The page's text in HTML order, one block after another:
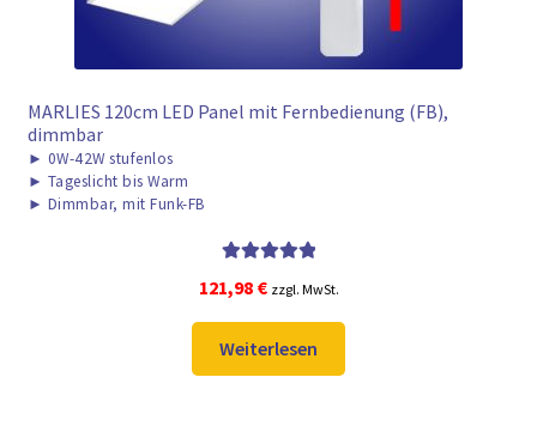
MARLIES 120cm LED Panel mit Fernbedienung (FB),
dimmbar
► 0W-42W stufenlos
► Tageslicht bis Warm
► Dimmbar, mit Funk-FB
5.00
von 5
121,98 € zzgl. MwSt.
Weiterlesen